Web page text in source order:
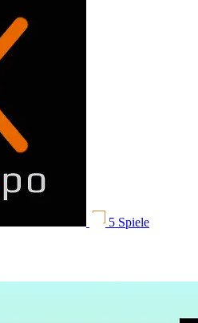
5 Spiele